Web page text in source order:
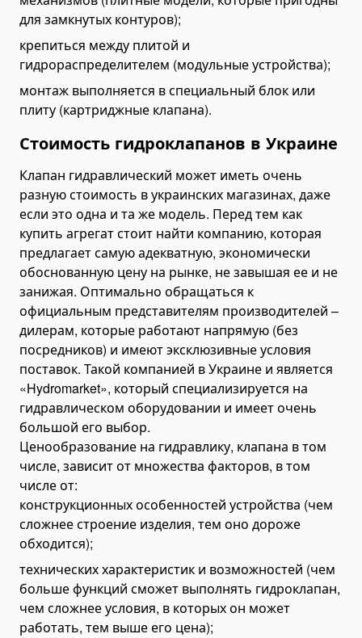
Асфальтоукладчики и дорожные катки
Торкрет установки
Асфальтобетонная продукция
Асфальт
Строительство дорог
Виброплиты
Дорожные фрезы
Шины для спецтехники
Переоборудование самосвалов
Другое
Генераторы
Сваебойное оборудование
Сваебойные коперы
Сваевдавливающие установки
Оборудование для резки свай
Дизель-молоты
Сваебойные машины
Промышленный робот
Б/у промышленные роботы
Утилизаторы и Инсинераторы
Агломерационные машины
Экструдеры
Прессовое оборудование и пресс-перфораторы
Вибропрессы
Пневматические прессы
Складское оборудование
для замкнутых контуров);
крепиться между плитой и
гидрораспределителем (модульные устройства);
монтаж выполняется в специальный блок или
плиту (картриджные клапана).
Стоимость гидроклапанов в Украине
Клапан гидравлический может иметь очень
разную стоимость в украинских магазинах, даже
если это одна и та же модель. Перед тем как
купить агрегат стоит найти компанию, которая
предлагает самую адекватную, экономически
обоснованную цену на рынке, не завышая ее и не
занижая. Оптимально обращаться к
официальным представителям производителей –
дилерам, которые работают напрямую (без
посредников) и имеют эксклюзивные условия
поставок. Такой компанией в Украине и является
«Hydromarket», который специализируется на
гидравлическом оборудовании и имеет очень
большой его выбор.
Ценообразование на гидравлику, клапана в том
числе, зависит от множества факторов, в том
числе от:
конструкционных особенностей устройства (чем
сложнее строение изделия, тем оно дороже
обходится);
технических характеристик и возможностей (чем
больше функций сможет выполнять гидроклапан,
чем сложнее условия, в которых он может
работать, тем выше его цена);